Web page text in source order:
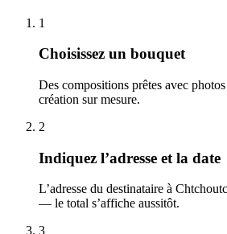
1
Choisissez un bouquet
Des compositions prêtes avec
création sur mesure.
2
Indiquez l’adresse et la date
L’adresse du destinataire à
— le total s’affiche aussitôt.
3